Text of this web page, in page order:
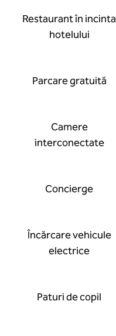
Restaurant în incinta
hotelului
Parcare gratuită
Camere
interconectate
Concierge
Încărcare vehicule
electrice
Paturi de copil